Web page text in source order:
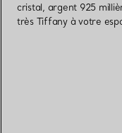
cristal, argent 925
très Tiffany à votre